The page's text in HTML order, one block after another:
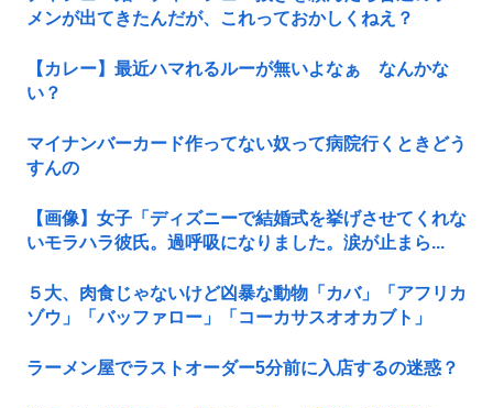
メンが出てきたんだが、これっておかしくねえ？
【カレー】最近ハマれるルーが無いよなぁ なんかな
い？
マイナンバーカード作ってない奴って病院行くときどう
すんの
【画像】女子「ディズニーで結婚式を挙げさせてくれな
いモラハラ彼氏。過呼吸になりました。涙が止まら...
５大、肉食じゃないけど凶暴な動物「カバ」「アフリカ
ゾウ」「バッファロー」「コーカサスオオカブト」
ラーメン屋でラストオーダー5分前に入店するの迷惑？